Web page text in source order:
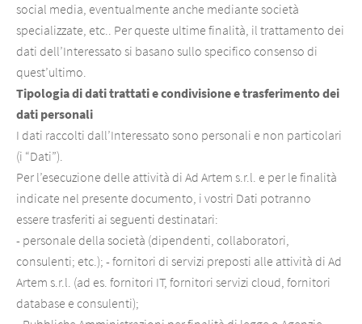
social media, eventualmente anche mediante società
specializzate, etc.. Per queste ultime finalità, il trattamento dei
dati dell’Interessato si basano sullo specifico consenso di
quest’ultimo.
Tipologia di dati trattati e condivisione e trasferimento dei
dati personali
I dati raccolti dall’Interessato sono personali e non particolari
(i “Dati”).
Per l’esecuzione delle attività di Ad Artem s.r.l. e per le finalità
indicate nel presente documento, i vostri Dati potranno
essere trasferiti ai seguenti destinatari:
- personale della società (dipendenti, collaboratori,
consulenti; etc.); - fornitori di servizi preposti alle attività di Ad
Artem s.r.l. (ad es. fornitori IT, fornitori servizi cloud, fornitori
database e consulenti);